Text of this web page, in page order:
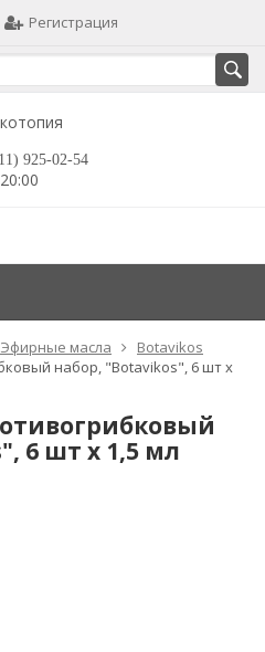
Регистрация
925-02-54
Эфирные масла
Botavikos
набор, "Botavikos", 6 шт x
6 шт x 1,5 мл